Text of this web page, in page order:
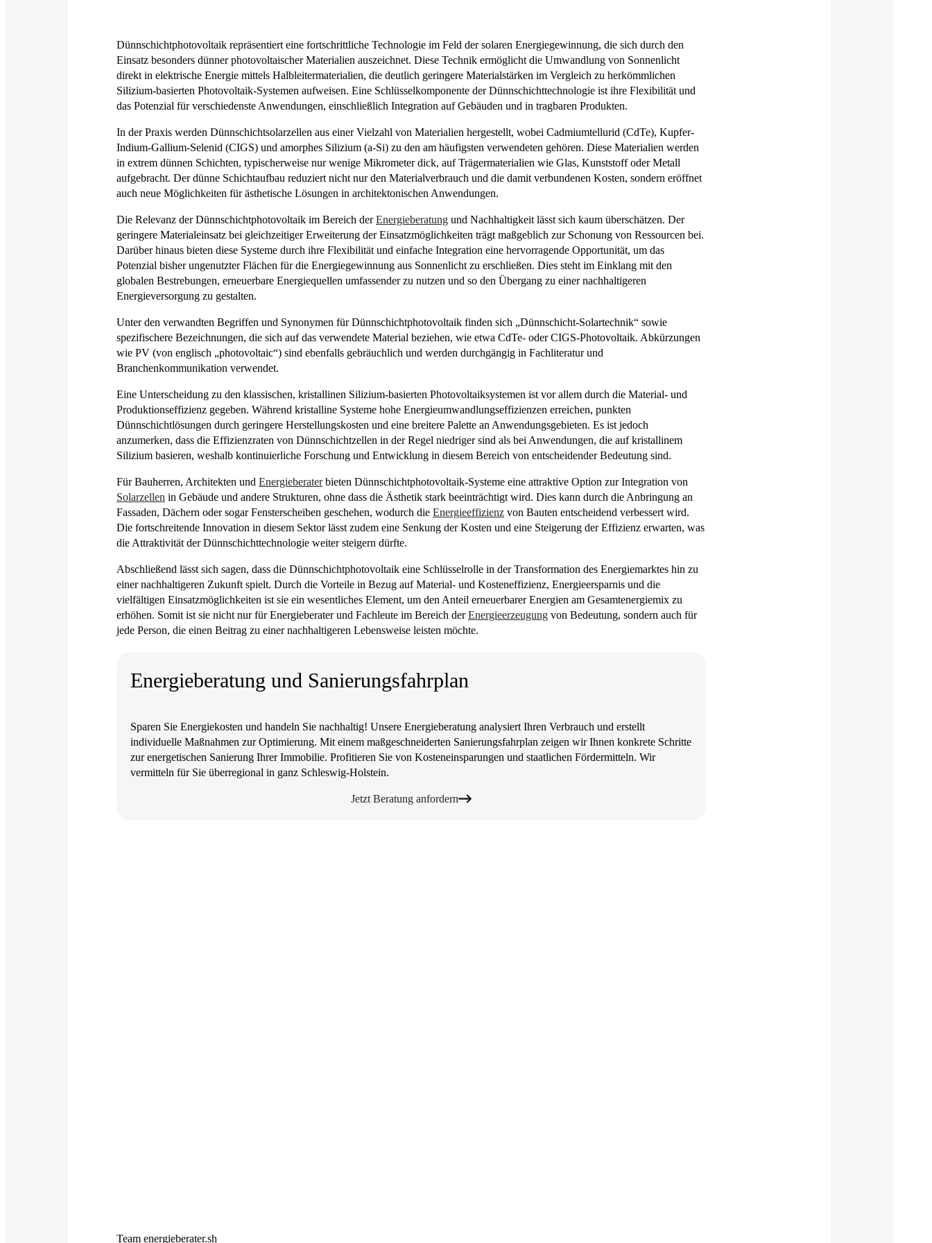
Dünnschichtphotovoltaik repräsentiert eine fortschrittliche Technologie im Feld der solaren Energiegewinnung, die sich durch den
Einsatz besonders dünner photovoltaischer Materialien auszeichnet. Diese Technik ermöglicht die Umwandlung von Sonnenlicht
direkt in elektrische Energie mittels Halbleitermaterialien, die deutlich geringere Materialstärken im Vergleich zu herkömmlichen
Silizium-basierten Photovoltaik-Systemen aufweisen. Eine Schlüsselkomponente der Dünnschichttechnologie ist ihre Flexibilität und
das Potenzial für verschiedenste Anwendungen, einschließlich Integration auf Gebäuden und in tragbaren Produkten.
In der Praxis werden Dünnschichtsolarzellen aus einer Vielzahl von Materialien hergestellt, wobei Cadmiumtellurid (CdTe), Kupfer-
Indium-Gallium-Selenid (CIGS) und amorphes Silizium (a-Si) zu den am häufigsten verwendeten gehören. Diese Materialien werden
in extrem dünnen Schichten, typischerweise nur wenige Mikrometer dick, auf Trägermaterialien wie Glas, Kunststoff oder Metall
aufgebracht. Der dünne Schichtaufbau reduziert nicht nur den Materialverbrauch und die damit verbundenen Kosten, sondern eröffnet
auch neue Möglichkeiten für ästhetische Lösungen in architektonischen Anwendungen.
Die Relevanz der Dünnschichtphotovoltaik im Bereich derEnergieberatung und Nachhaltigkeit lässt sich kaum überschätzen. Der
geringere Materialeinsatz bei gleichzeitiger Erweiterung der Einsatzmöglichkeiten trägt maßgeblich zur Schonung von Ressourcen bei.
Darüber hinaus bieten diese Systeme durch ihre Flexibilität und einfache Integration eine hervorragende Opportunität, um das
Potenzial bisher ungenutzter Flächen für die Energiegewinnung aus Sonnenlicht zu erschließen. Dies steht im Einklang mit den
globalen Bestrebungen, erneuerbare Energiequellen umfassender zu nutzen und so den Übergang zu einer nachhaltigeren
Energieversorgung zu gestalten.
Unter den verwandten Begriffen und Synonymen für Dünnschichtphotovoltaik finden sich „Dünnschicht-Solartechnik“ sowie
spezifischere Bezeichnungen, die sich auf das verwendete Material beziehen, wie etwa CdTe- oder CIGS-Photovoltaik. Abkürzungen
wie PV (von englisch „photovoltaic“) sind ebenfalls gebräuchlich und werden durchgängig in Fachliteratur und
Branchenkommunikation verwendet.
Eine Unterscheidung zu den klassischen, kristallinen Silizium-basierten Photovoltaiksystemen ist vor allem durch die Material- und
Produktionseffizienz gegeben. Während kristalline Systeme hohe Energieumwandlungseffizienzen erreichen, punkten
Dünnschichtlösungen durch geringere Herstellungskosten und eine breitere Palette an Anwendungsgebieten. Es ist jedoch
anzumerken, dass die Effizienzraten von Dünnschichtzellen in der Regel niedriger sind als bei Anwendungen, die auf kristallinem
Silizium basieren, weshalb kontinuierliche Forschung und Entwicklung in diesem Bereich von entscheidender Bedeutung sind.
Für Bauherren, Architekten und Energieberaterbieten Dünnschichtphotovoltaik-Systeme eine attraktive Option zur Integration von
Solarzellen in Gebäude und andere Strukturen, ohne dass die Ästhetik stark beeinträchtigt wird. Dies kann durch die Anbringung an
Fassaden, Dächern oder sogar Fensterscheiben geschehen, wodurch die Energieeffizienz von Bauten entscheidend verbessert wird.
Die fortschreitende Innovation in diesem Sektor lässt zudem eine Senkung der Kosten und eine Steigerung der Effizienz erwarten, was
die Attraktivität der Dünnschichttechnologie weiter steigern dürfte.
Abschließend lässt sich sagen, dass die Dünnschichtphotovoltaik eine Schlüsselrolle in der Transformation des Energiemarktes hin zu
einer nachhaltigeren Zukunft spielt. Durch die Vorteile in Bezug auf Material- und Kosteneffizienz, Energieersparnis und die
vielfältigen Einsatzmöglichkeiten ist sie ein wesentliches Element, um den Anteil erneuerbarer Energien am Gesamtenergiemix zu
erhöhen. Somit ist sie nicht nur für Energieberater und Fachleute im Bereich derEnergieerzeugung von Bedeutung, sondern auch für
jede Person, die einen Beitrag zu einer nachhaltigeren Lebensweise leisten möchte.
Energieberatung und Sanierungsfahrplan
Sparen Sie Energiekosten und handeln Sie nachhaltig! Unsere Energieberatung analysiert Ihren Verbrauch und erstellt
individuelle Maßnahmen zur Optimierung. Mit einem maßgeschneiderten Sanierungsfahrplan zeigen wir Ihnen konkrete Schritte
zur energetischen Sanierung Ihrer Immobilie. Profitieren Sie von Kosteneinsparungen und staatlichen Fördermitteln. Wir
vermitteln für Sie überregional in ganz Schleswig-Holstein.
Jetzt Beratung anfordern
Team energieberater.sh